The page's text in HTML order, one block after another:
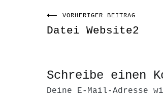
VORHERIGER BEITRAG
Datei Website2
Schreibe einen
Deine E-Mail-